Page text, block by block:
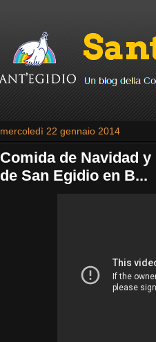
mercoledì 22 gennaio 2014
Comida de Navidad
de San Egidio en B...